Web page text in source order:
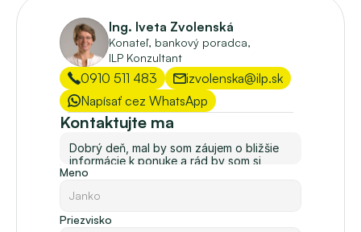
Ceny nehnuteľností sú stanovené majiteľmi a naše
uvedené ceny zahŕňajú provízie s kompletným servisom
spojeným so zmenou bývania.
Ing. Iveta Zvolenská
Konateľ, bankový poradca,
ILP Konzultant
0910 511 483
izvolenska@ilp.sk
Napísať cez WhatsApp
Kontaktujte ma
Meno
Priezvisko